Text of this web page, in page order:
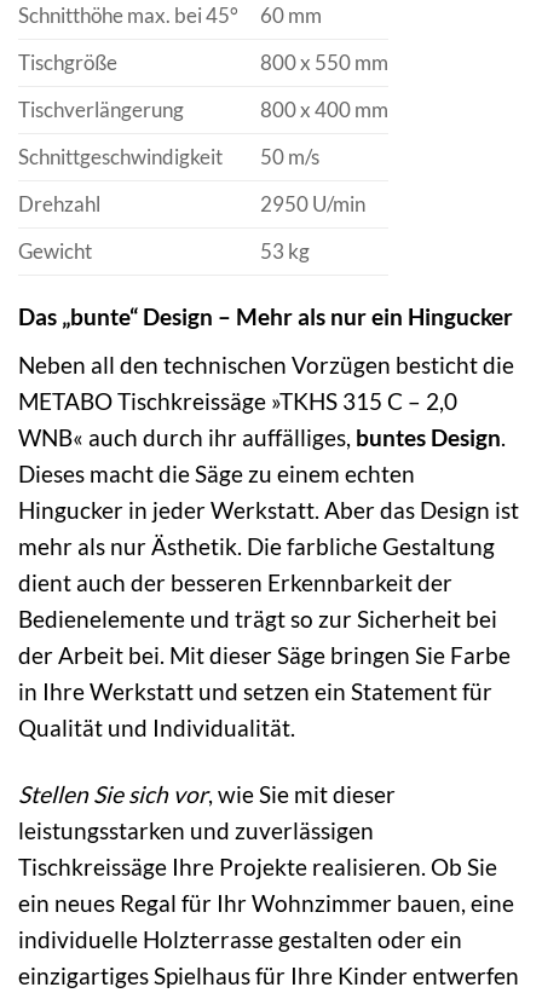
Schnitthöhe max. bei 45°
60 mm
Tischgröße
800 x 550 mm
Tischverlängerung
800 x 400 mm
Schnittgeschwindigkeit
50 m/s
Drehzahl
2950 U/min
Gewicht
53 kg
Das „bunte“ Design – Mehr als nur ein Hingucker
Neben all den technischen Vorzügen besticht die
METABO Tischkreissäge »TKHS 315 C – 2,0
WNB« auch durch ihr auffälliges, buntes Design.
Dieses macht die Säge zu einem echten
Hingucker in jeder Werkstatt. Aber das Design ist
mehr als nur Ästhetik. Die farbliche Gestaltung
dient auch der besseren Erkennbarkeit der
Bedienelemente und trägt so zur Sicherheit bei
der Arbeit bei. Mit dieser Säge bringen Sie Farbe
in Ihre Werkstatt und setzen ein Statement für
Qualität und Individualität.
Stellen Sie sich vor, wie Sie mit dieser
leistungsstarken und zuverlässigen
Tischkreissäge Ihre Projekte realisieren. Ob Sie
ein neues Regal für Ihr Wohnzimmer bauen, eine
individuelle Holzterrasse gestalten oder ein
einzigartiges Spielhaus für Ihre Kinder entwerfen